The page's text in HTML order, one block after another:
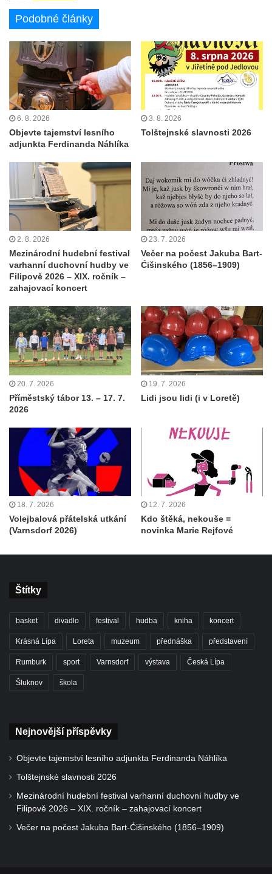
Podobné články
6. 8. 2026
Objevte tajemství lesního
adjunkta Ferdinanda Náhlíka
3. 8. 2026
Tolštejnské slavnosti 2026
2. 8. 2026
Mezinárodní hudební festival
varhanní duchovní hudby ve
Filipově 2026 – XIX. ročník –
zahajovací koncert
23. 7. 2026
Večer na počest Jakuba Bart-
Ćišinského (1856–1909)
20. 7. 2026
Příměstský tábor 13. – 17. 7.
2026
19. 7. 2026
Lidi jsou lidi (i v Loretě)
18. 7. 2026
Volejbalová přátelská utkání
(Varnsdorf 2026)
12. 7. 2026
Kdo štěká, nekouše =
novinka Marie Rejfové
Štítky
basket divadlo festival hudba kniha koncert
Krásná Lípa Loreta muzeum přednáška představení
Rumburk sport Varnsdorf výstava Česká Lípa
Šluknov škola
Nejnovější příspěvky
Objevte tajemství lesního adjunkta Ferdinanda Náhlíka
Tolštejnské slavnosti 2026
Mezinárodní hudební festival varhanní duchovní hudby ve
Filipově 2026 – XIX. ročník – zahajovací koncert
Večer na počest Jakuba Bart-Ćišinského (1856–1909)